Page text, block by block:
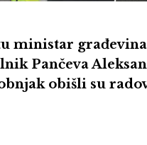
ministar
Pančeva
obišli su